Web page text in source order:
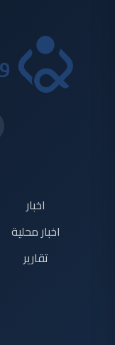
اخبار
اخبار محلية
تقارير